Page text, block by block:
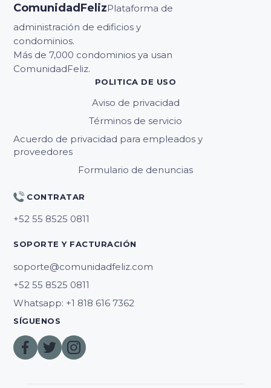
ComunidadFelizPlataforma de
administración de edificios y
condominios.
Más de 7,000 condominios ya usan
ComunidadFeliz.
POLITICA DE USO
Aviso de privacidad
Términos de servicio
Acuerdo de privacidad para empleados y
proveedores
Formulario de denuncias
CONTRATAR
SOPORTE Y FACTURACIÓN
soporte@comunidadfeliz.com
Whatsapp: +1 818 616 7362
SÍGUENOS